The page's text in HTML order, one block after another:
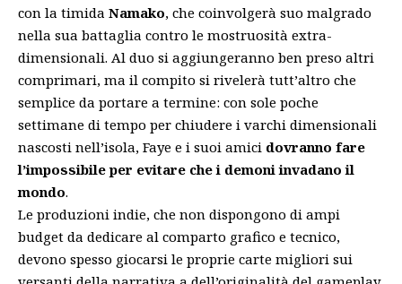
con la timida Namako, che coinvolgerà suo malgrado
nella sua battaglia contro le mostruosità extra-
dimensionali. Al duo si aggiungeranno ben preso altri
comprimari, ma il compito si rivelerà tutt’altro che
semplice da portare a termine: con sole poche
settimane di tempo per chiudere i varchi dimensionali
nascosti nell’isola, Faye e i suoi amici dovranno fare
l’impossibile per evitare che i demoni invadano il
mondo.
Le produzioni indie, che non dispongono di ampi
budget da dedicare al comparto grafico e tecnico,
devono spesso giocarsi le proprie carte migliori sui